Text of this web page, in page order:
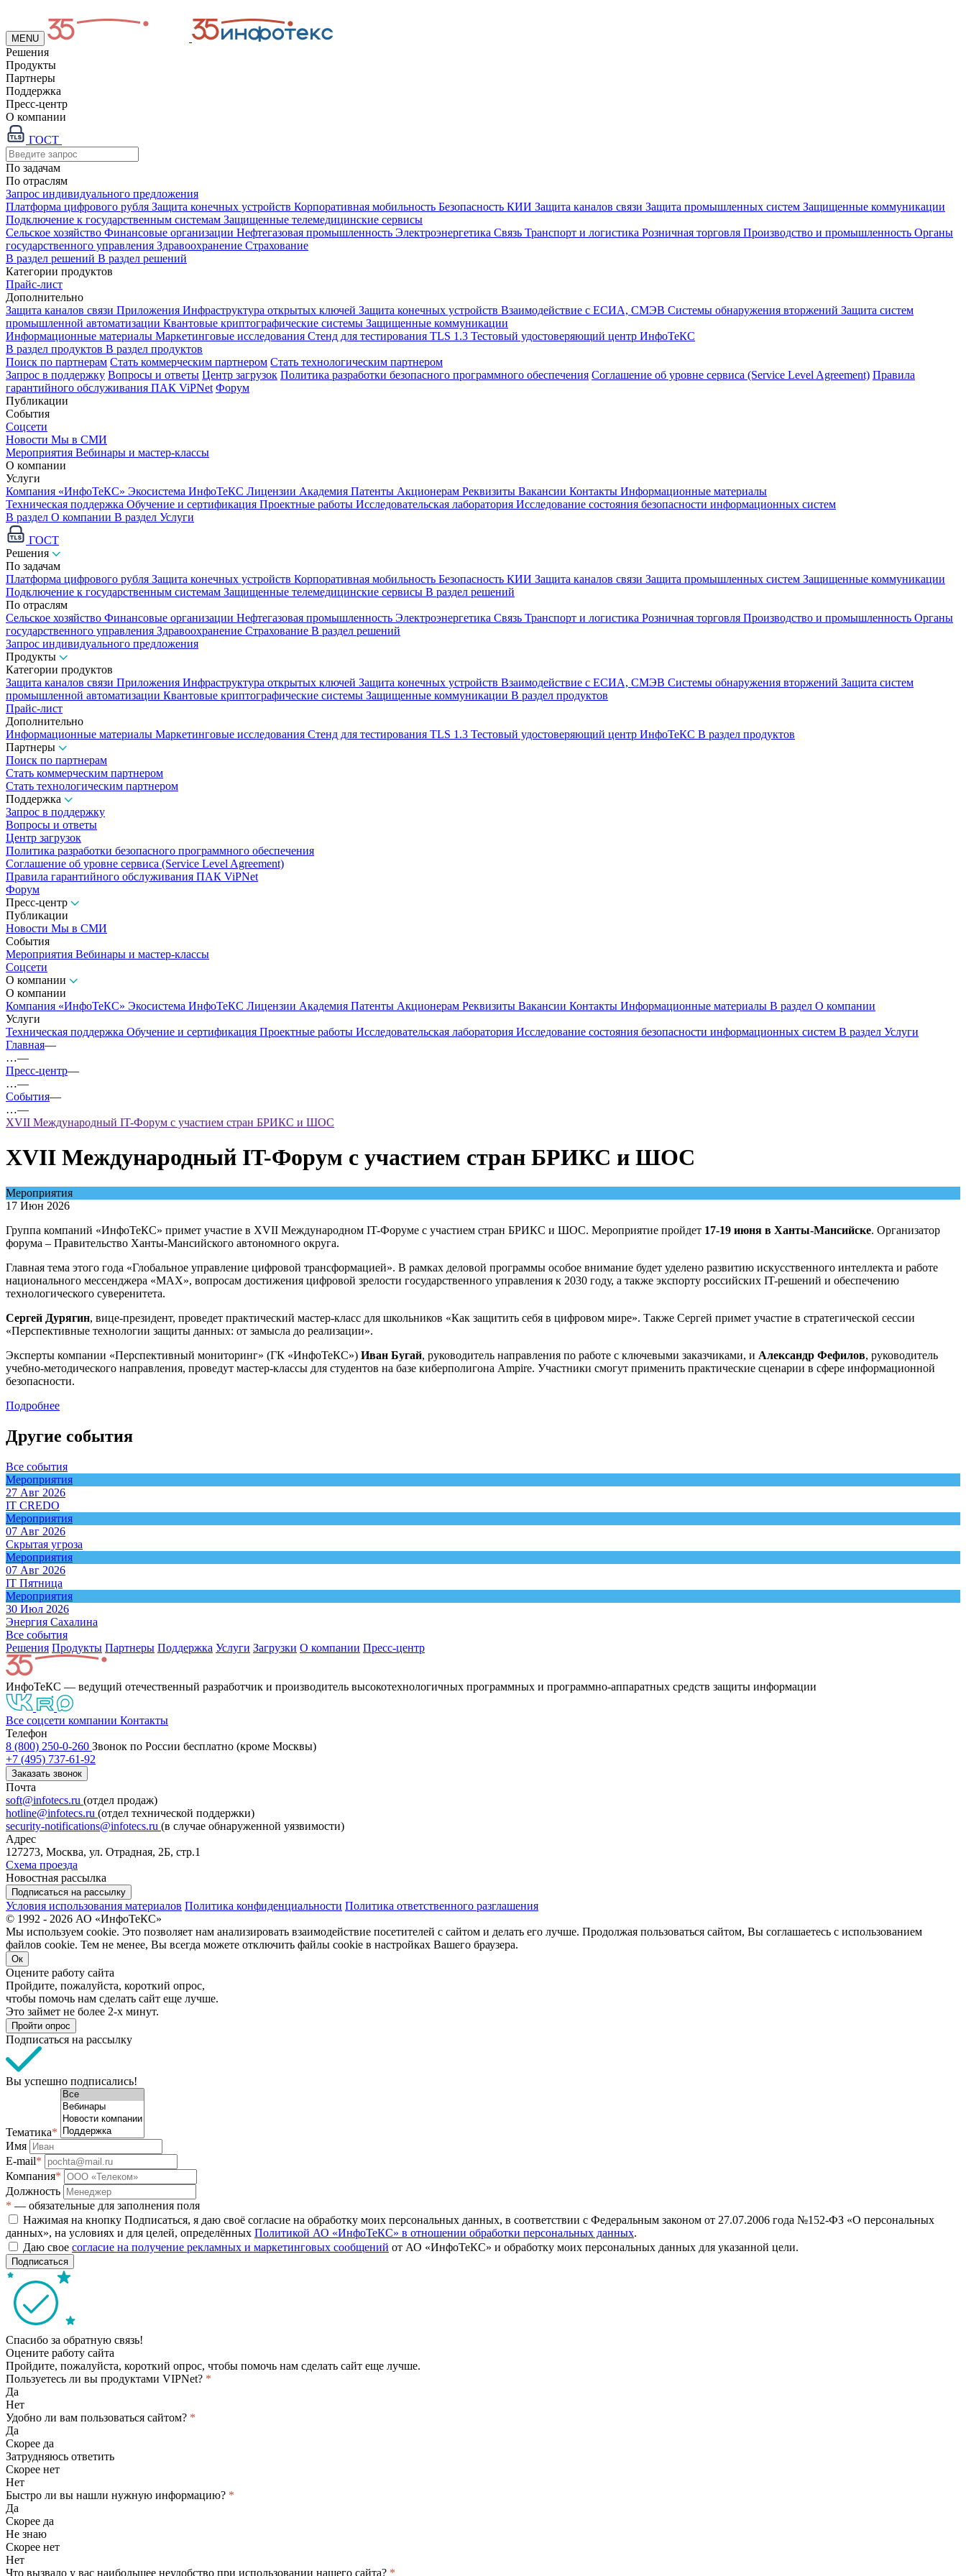
MENU
Решения
Продукты
Партнеры
Поддержка
Пресс-центр
О компании
ГОСТ
По задачам
По отраслям
Запрос индивидуального предложения
Платформа цифрового рубля Защита конечных устройств Корпоративная мобильность Безопасность КИИ Защита каналов связи Защита промышленных систем Защищенные коммуникации
Подключение к государственным системам Защищенные телемедицинские сервисы
Сельское хозяйство Финансовые организации Нефтегазовая промышленность Электроэнергетика Связь Транспорт и логистика Розничная торговля Производство и промышленность Органы
государственного управления Здравоохранение Страхование
В раздел решений В раздел решений
Категории продуктов
Прайс-лист
Дополнительно
Защита каналов связи Приложения Инфраструктура открытых ключей Защита конечных устройств Взаимодействие с ЕСИА, СМЭВ Системы обнаружения вторжений Защита систем
промышленной автоматизации Квантовые криптографические системы Защищенные коммуникации
Информационные материалы Маркетинговые исследования Стенд для тестирования TLS 1.3 Тестовый удостоверяющий центр ИнфоТеКС
В раздел продуктов В раздел продуктов
Поиск по партнерам Стать коммерческим партнером Стать технологическим партнером
Запрос в поддержку Вопросы и ответы Центр загрузок Политика разработки безопасного программного обеспечения Соглашение об уровне сервиса (Service Level Agreement) Правила
гарантийного обслуживания ПАК ViPNet Форум
Публикации
События
Соцсети
Новости Мы в СМИ
Мероприятия Вебинары и мастер-классы
О компании
Услуги
Компания «ИнфоТеКС» Экосистема ИнфоТеКС Лицензии Академия Патенты Акционерам Реквизиты Вакансии Контакты Информационные материалы
Техническая поддержка Обучение и сертификация Проектные работы Исследовательская лаборатория Исследование состояния безопасности информационных систем
В раздел О компании В раздел Услуги
ГОСТ
Решения
По задачам
Платформа цифрового рубля Защита конечных устройств Корпоративная мобильность Безопасность КИИ Защита каналов связи Защита промышленных систем Защищенные коммуникации
Подключение к государственным системам Защищенные телемедицинские сервисы В раздел решений
По отраслям
Сельское хозяйство Финансовые организации Нефтегазовая промышленность Электроэнергетика Связь Транспорт и логистика Розничная торговля Производство и промышленность Органы
государственного управления Здравоохранение Страхование В раздел решений
Запрос индивидуального предложения
Продукты
Категории продуктов
Защита каналов связи Приложения Инфраструктура открытых ключей Защита конечных устройств Взаимодействие с ЕСИА, СМЭВ Системы обнаружения вторжений Защита систем
промышленной автоматизации Квантовые криптографические системы Защищенные коммуникации В раздел продуктов
Прайс-лист
Дополнительно
Информационные материалы Маркетинговые исследования Стенд для тестирования TLS 1.3 Тестовый удостоверяющий центр ИнфоТеКС В раздел продуктов
Партнеры
Поиск по партнерам
Стать коммерческим партнером
Стать технологическим партнером
Поддержка
Запрос в поддержку
Вопросы и ответы
Центр загрузок
Политика разработки безопасного программного обеспечения
Соглашение об уровне сервиса (Service Level Agreement)
Правила гарантийного обслуживания ПАК ViPNet
Форум
Пресс-центр
Публикации
Новости Мы в СМИ
События
Мероприятия Вебинары и мастер-классы
Соцсети
О компании
О компании
Компания «ИнфоТеКС» Экосистема ИнфоТеКС Лицензии Академия Патенты Акционерам Реквизиты Вакансии Контакты Информационные материалы В раздел О компании
Услуги
Техническая поддержка Обучение и сертификация Проектные работы Исследовательская лаборатория Исследование состояния безопасности информационных систем В раздел Услуги
Главная—
…—
Пресс-центр—
…—
События—
…—
XVII Международный IT-Форум с участием стран БРИКС и ШОС
XVII Международный IT-Форум с участием стран БРИКС и ШОС
Мероприятия
17 Июн 2026
Группа компаний «ИнфоТеКС» примет участие в XVII Международном IT-Форуме с участием стран БРИКС и ШОС. Мероприятие пройдет 17-19 июня в Ханты-Мансийске. Организатор
форума – Правительство Ханты-Мансийского автономного округа.
Главная тема этого года «Глобальное управление цифровой трансформацией». В рамках деловой программы особое внимание будет уделено развитию искусственного интеллекта и работе
национального мессенджера «МАХ», вопросам достижения цифровой зрелости государственного управления к 2030 году, а также экспорту российских IT-решений и обеспечению
технологического суверенитета.
Сергей Дурягин, вице-президент, проведет практический мастер-класс для школьников «Как защитить себя в цифровом мире». Также Сергей примет участие в стратегической сессии
«Перспективные технологии защиты данных: от замысла до реализации».
Эксперты компании «Перспективный мониторинг» (ГК «ИнфоТеКС») Иван Бугай, руководитель направления по работе с ключевыми заказчиками, и Александр Фефилов, руководитель
учебно-методического направления, проведут мастер-классы для студентов на базе киберполигона Ampire. Участники смогут применить практические сценарии в сфере информационной
безопасности.
Подробнее
Другие события
Все события
Мероприятия
27 Авг 2026
IT CREDO
Мероприятия
07 Авг 2026
Скрытая угроза
Мероприятия
07 Авг 2026
IT Пятница
Мероприятия
30 Июл 2026
Энергия Сахалина
Все события
Решения Продукты Партнeры Поддержка Услуги Загрузки О компании Пресс-центр
ИнфоТеКС — ведущий отечественный разработчик и производитель высокотехнологичных программных и программно-аппаратных средств защиты информации
Все соцсети компании Контакты
Телефон
8 (800) 250-0-260 Звонок по России бесплатно (кроме Москвы)
+7 (495) 737-61-92
Заказать звонок
Почта
soft@infotecs.ru (отдел продаж)
hotline@infotecs.ru (отдел технической поддержки)
security-notifications@infotecs.ru (в случае обнаруженной уязвимости)
Адрес
127273, Москва, ул. Отрадная, 2Б, стр.1
Схема проезда
Новостная рассылка
Подписаться на рассылку
Условия использования материалов Политика конфиденциальности Политика ответственного разглашения
© 1992 - 2026 АО «ИнфоТеКС»
Мы используем cookie. Это позволяет нам анализировать взаимодействие посетителей с сайтом и делать его лучше. Продолжая пользоваться сайтом, Вы соглашаетесь с использованием
файлов cookie. Тем не менее, Вы всегда можете отключить файлы cookie в настройках Вашего браузера.
Ок
Оцените работу сайта
Пройдите, пожалуйста, короткий опрос,
чтобы помочь нам сделать сайт еще лучше.
Это займет не более 2-х минут.
Пройти опрос
Подписаться на рассылку
Вы успешно подписались!
Тематика*
Имя
E-mail*
Компания*
Должность
* — обязательные для заполнения поля
Нажимая на кнопку Подписаться, я даю своё согласие на обработку моих персональных данных, в соответствии с Федеральным законом от 27.07.2006 года №152-ФЗ «О персональных
данных», на условиях и для целей, определённых Политикой АО «ИнфоТеКС» в отношении обработки персональных данных.
Даю свое согласие на получение рекламных и маркетинговых сообщений от АО «ИнфоТеКС» и обработку моих персональных данных для указанной цели.
Подписаться
Спасибо за обратную связь!
Оцените работу сайта
Пройдите, пожалуйста, короткий опрос, чтобы помочь нам сделать сайт еще лучше.
Пользуетесь ли вы продуктами VIPNet? *
Да
Нет
Удобно ли вам пользоваться сайтом? *
Да
Скорее да
Затрудняюсь ответить
Скорее нет
Нет
Быстро ли вы нашли нужную информацию? *
Да
Скорее да
Не знаю
Скорее нет
Нет
Что вызвало у вас наибольшее неудобство при использовании нашего сайта? *